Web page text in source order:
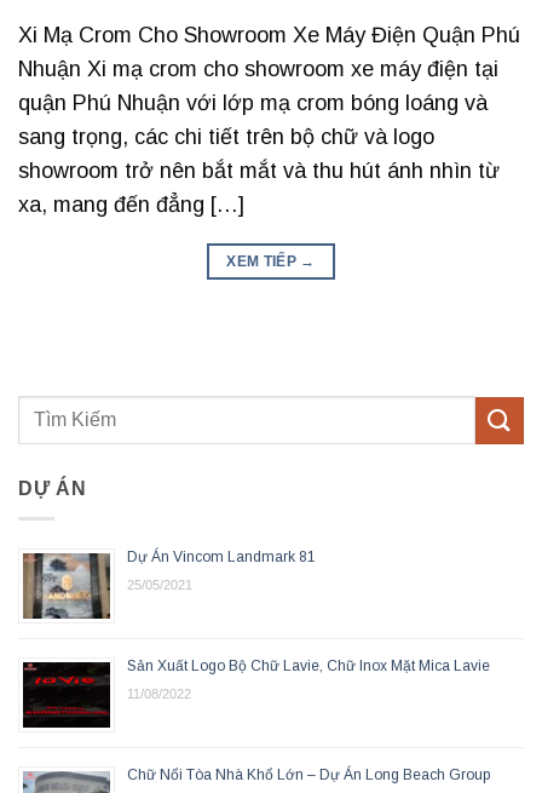
Xi Mạ Crom Cho Showroom Xe Máy Điện Quận Phú
Nhuận Xi mạ crom cho showroom xe máy điện tại
quận Phú Nhuận với lớp mạ crom bóng loáng và
sang trọng, các chi tiết trên bộ chữ và logo
showroom trở nên bắt mắt và thu hút ánh nhìn từ
xa, mang đến đẳng […]
XEM TIẾP →
DỰ ÁN
Dự Án Vincom Landmark 81
25/05/2021
Sản Xuất Logo Bộ Chữ Lavie, Chữ Inox Mặt Mica Lavie
11/08/2022
Chữ Nổi Tòa Nhà Khổ Lớn – Dự Án Long Beach Group